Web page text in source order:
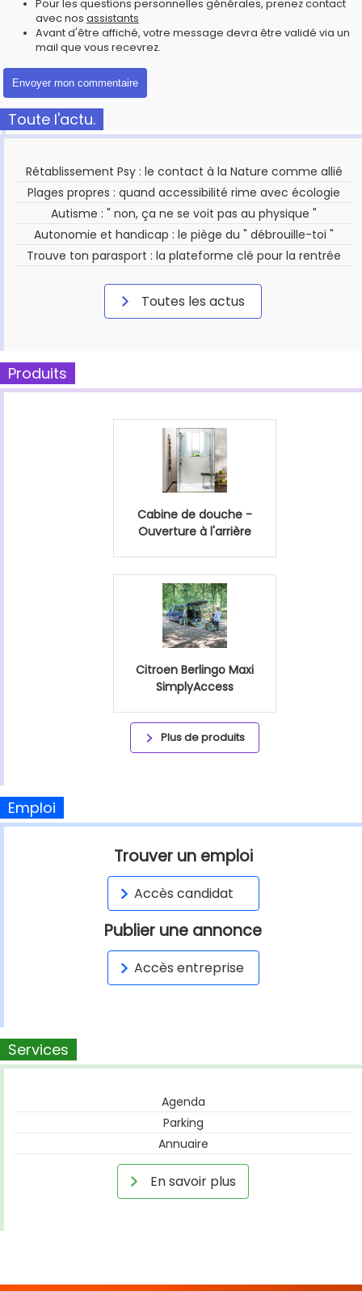
Pour les questions personnelles générales, prenez contact
avec nos assistants
Avant d'être affiché, votre message devra être validé via un
mail que vous recevrez.
Toute l'actu.
Rétablissement Psy : le contact à la Nature comme allié
Plages propres : quand accessibilité rime avec écologie
Autisme : " non, ça ne se voit pas au physique "
Autonomie et handicap : le piège du " débrouille-toi "
Trouve ton parasport : la plateforme clé pour la rentrée
Toutes les actus
Produits
Cabine de douche -
Ouverture à l'arrière
Citroen Berlingo Maxi
SimplyAccess
Plus de produits
Emploi
Trouver un emploi
Accès candidat
Publier une annonce
Accès entreprise
Services
Agenda
Parking
Annuaire
En savoir plus